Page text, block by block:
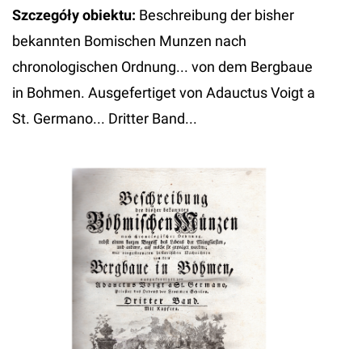
Szczegóły obiektu: Beschreibung der bisher
bekannten Bomischen Munzen nach
chronologischen Ordnung... von dem Bergbaue
in Bohmen. Ausgefertiget von Adauctus Voigt a
St. Germano... Dritter Band...